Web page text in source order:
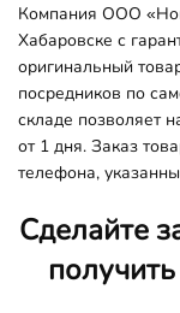
Компания ООО
Хабаровске с
оригинальный
посредников по
складе позволяет
от 1 дня. Заказ
телефона,
Сделайте